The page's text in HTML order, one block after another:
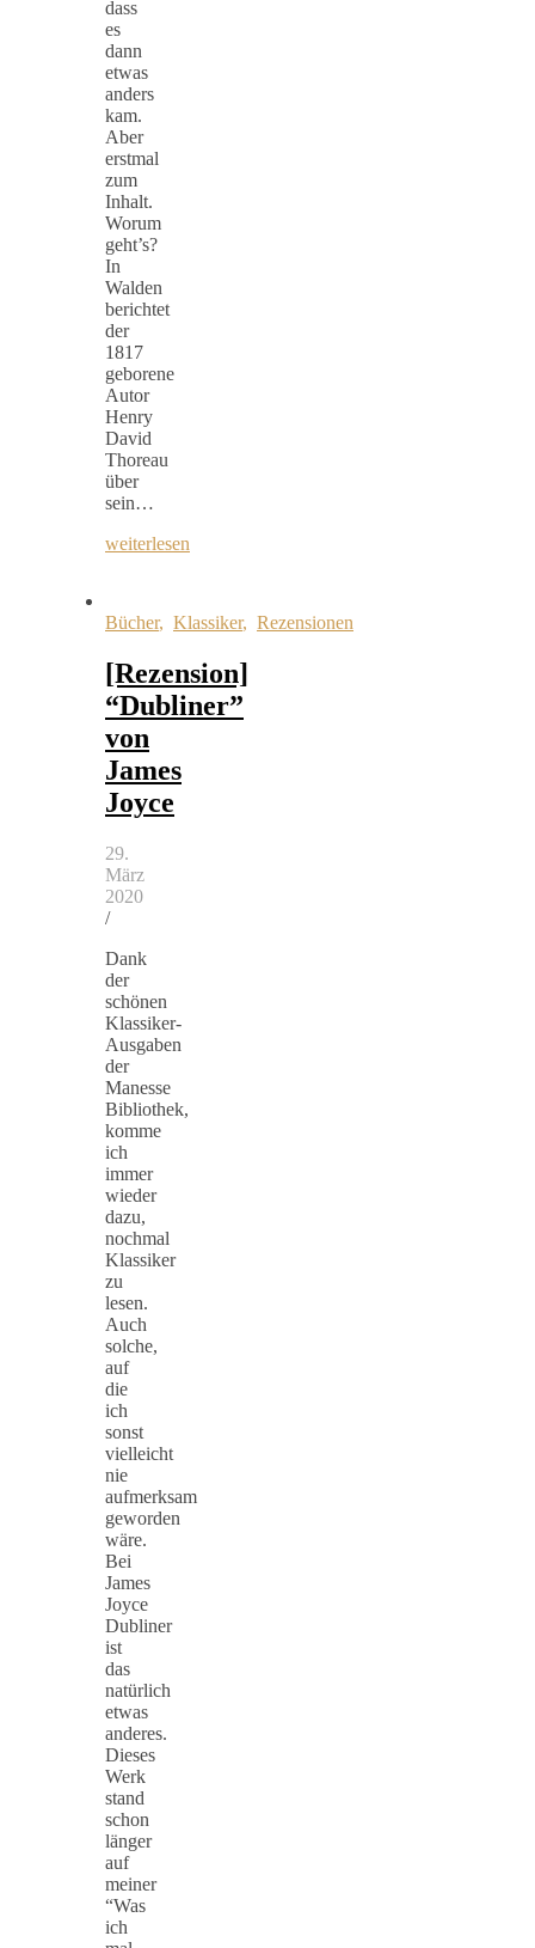
dass
es
dann
etwas
anders
kam.
Aber
erstmal
zum
Inhalt.
Worum
geht’s?
In
Walden
berichtet
der
1817
geborene
Autor
Henry
David
Thoreau
über
sein…
weiterlesen
Bücher, Klassiker, Rezensionen
[Rezension]
“Dubliner”
von
James
Joyce
29.
März
2020
/
Dank
der
schönen
Klassiker-
Ausgaben
der
Manesse
Bibliothek,
komme
ich
immer
wieder
dazu,
nochmal
Klassiker
zu
lesen.
Auch
solche,
auf
die
ich
sonst
vielleicht
nie
aufmerksam
geworden
wäre.
Bei
James
Joyce
Dubliner
ist
das
natürlich
etwas
anderes.
Dieses
Werk
stand
schon
länger
auf
meiner
“Was
ich